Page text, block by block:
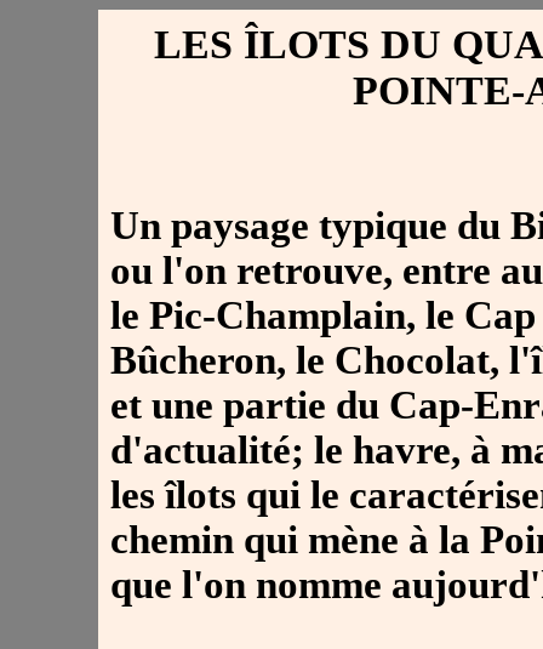
LES ÎLOTS DU
POINTE-
Un paysage typique du
ou l'on retrouve, entre
le Pic-Champlain, le
Bûcheron, le Chocolat,
et une partie du Cap-
d'actualité; le havre, à
les îlots qui le
chemin qui mène à la
que l'on nomme